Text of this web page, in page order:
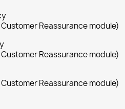
Reassurance module)
Reassurance module)
Reassurance module)